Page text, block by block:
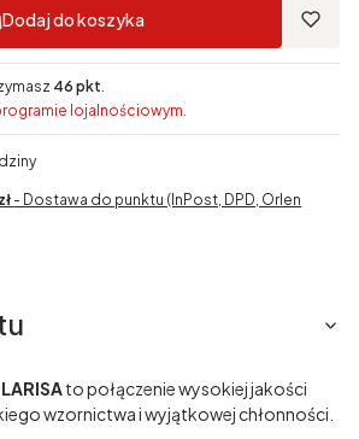
Dodaj do koszyka
46 pkt.
lojalnościowym.
- Dostawa do punktu (InPost, DPD, Orlen
to połączenie wysokiej jakości
wzornictwa i wyjątkowej chłonności.